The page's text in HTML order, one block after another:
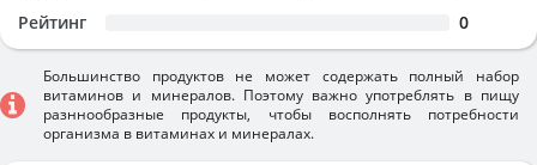
Рейтинг 0
Большинство продуктов не может содержать полный набор
витаминов и минералов. Поэтому важно употреблять в пищу
разннообразные продукты, чтобы восполнять потребности
организма в витаминах и минералах.